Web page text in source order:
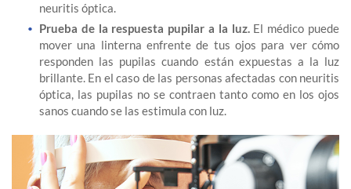
neuritis óptica.
Prueba de la respuesta pupilar a la luz.El médico puede
mover una linterna enfrente de tus ojos para ver cómo
responden las pupilas cuando están expuestas a la luz
brillante. En el caso de las personas afectadas con neuritis
óptica, las pupilas no se contraen tanto como en los ojos
sanos cuando se las estimula con luz.